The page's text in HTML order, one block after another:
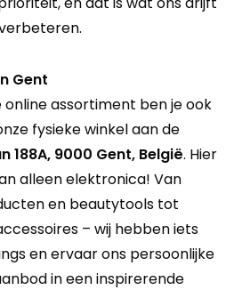
Gent
assortiment ben je ook
fysieke winkel aan de
188A, 9000 Gent, België. Hier
alleen elektronica! Van
en beautytools tot
– wij hebben iets
en ervaar ons persoonlijke
in een inspirerende